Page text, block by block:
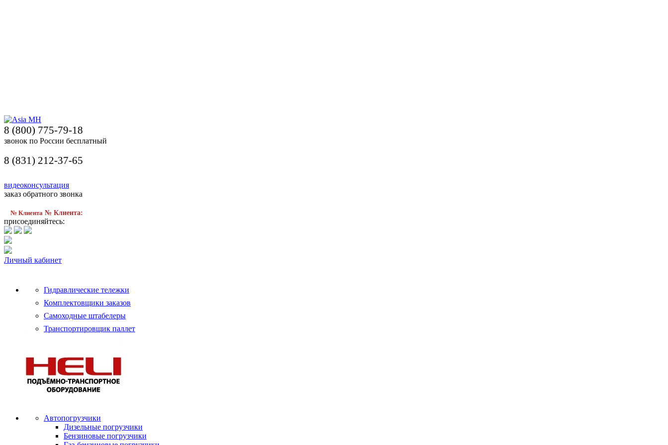
8 (800) 775-79-18
звонок по России бесплатный
8 (831) 212-37-65
видеоконсультация
заказ обратного звонка
№ Клиента № Клиента:
присоединяйтесь:
Личный кабинет
Гидравлические тележки
Комплектовщики заказов
Самоходные штабелеры
Транспортировщик паллет
Автопогрузчики
Дизельные погрузчики
Бензиновые погрузчики